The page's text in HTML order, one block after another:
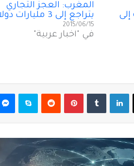
إلى
المغرب: العجز التجاري
يتراجع إلى 3 مليارات دولار
2015/06/15
في "أخبار عربية"
‫X لينكدإن بينتيريست سكايب